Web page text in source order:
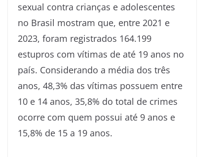
sexual contra crianças e adolescentes
no Brasil mostram que, entre 2021 e
2023, foram registrados 164.199
estupros com vítimas de até 19 anos no
país. Considerando a média dos três
anos, 48,3% das vítimas possuem entre
10 e 14 anos, 35,8% do total de crimes
ocorre com quem possui até 9 anos e
15,8% de 15 a 19 anos.